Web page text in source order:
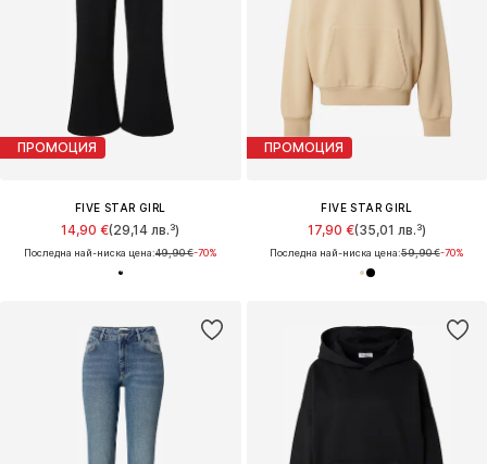
ПРОМОЦИЯ
FIVE STAR GIRL
14,90 €(29,14 лв.³)
Последна най-ниска цена:49,90 €-70%
ПРОМОЦИЯ
FIVE STAR GIRL
17,90 €(35,01 лв.³)
Последна най-ниска цена:59,90 €-70%